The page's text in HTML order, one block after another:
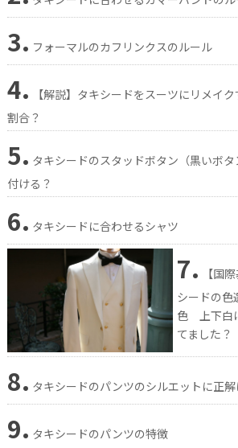
3. フォーマルのカフリンクスのルール
4.
【解説】タキシードをスーツにリメイ
割合？
5. タキシードのスタッドボタン（黒いボ
付ける？
6. タキシードに合わせるシャツ
7.
【国
シードの色
色 上下白
てました？
8. タキシードのパンツのシルエットに正解
9. タキシードのパンツの特徴